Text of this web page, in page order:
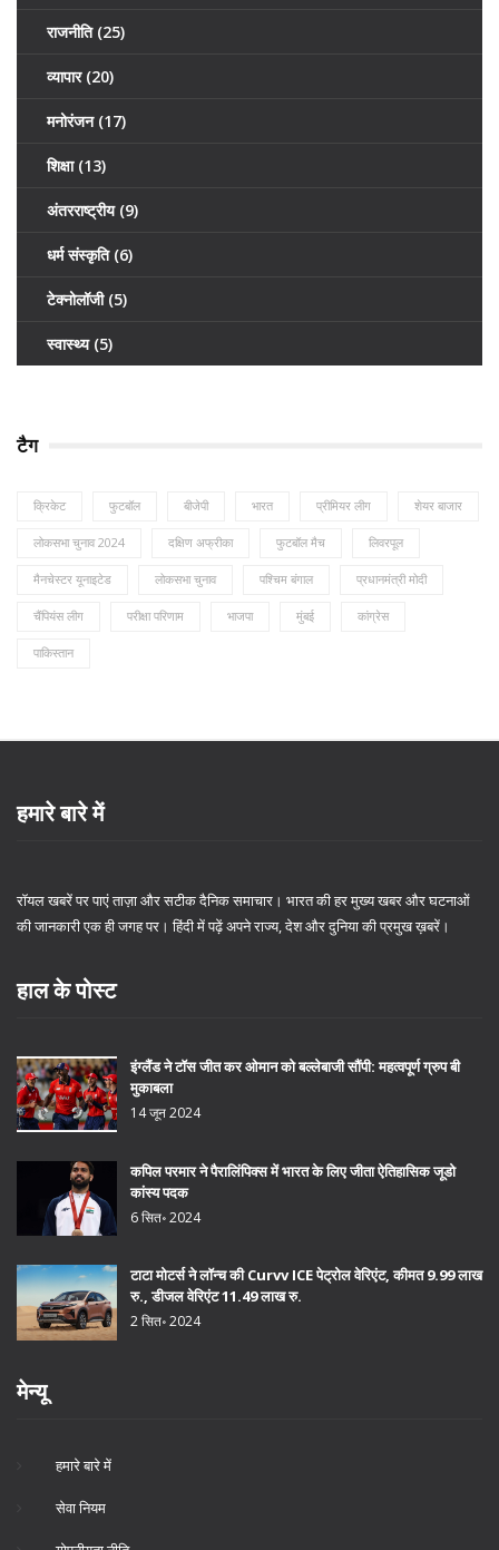
राजनीति (25)
व्यापार (20)
मनोरंजन (17)
शिक्षा (13)
अंतरराष्ट्रीय (9)
धर्म संस्कृति (6)
टेक्नोलॉजी (5)
स्वास्थ्य (5)
टैग
क्रिकेट फुटबॉल बीजेपी भारत प्रीमियर लीग शेयर बाजार
लोकसभा चुनाव 2024 दक्षिण अफ्रीका फुटबॉल मैच लिवरपूल
मैनचेस्टर यूनाइटेड लोकसभा चुनाव पश्चिम बंगाल प्रधानमंत्री मोदी
चैंपियंस लीग परीक्षा परिणाम भाजपा मुंबई कांग्रेस
पाकिस्तान
हमारे बारे में
रॉयल खबरें पर पाएं ताज़ा और सटीक दैनिक समाचार। भारत की हर मुख्य खबर और घटनाओं
की जानकारी एक ही जगह पर। हिंदी में पढ़ें अपने राज्य, देश और दुनिया की प्रमुख ख़बरें।
हाल के पोस्ट
इंग्लैंड ने टॉस जीत कर ओमान को बल्लेबाजी सौंपी: महत्वपूर्ण ग्रुप बी
मुकाबला
14 जून 2024
कपिल परमार ने पैरालिंपिक्स में भारत के लिए जीता ऐतिहासिक जूडो
कांस्य पदक
6 सित॰ 2024
टाटा मोटर्स ने लॉन्च की Curvv ICE पेट्रोल वेरिएंट, कीमत 9.99 लाख
रु., डीजल वेरिएंट 11.49 लाख रु.
2 सित॰ 2024
मेन्यू
हमारे बारे में
सेवा नियम